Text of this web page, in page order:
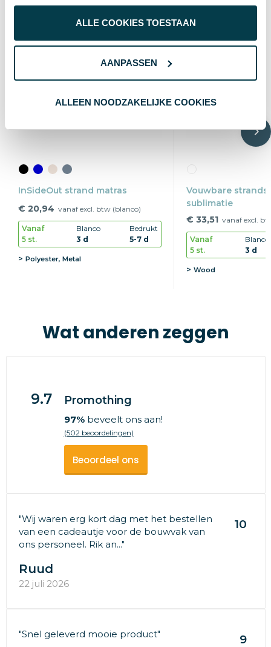
ALLE COOKIES TOESTAAN
AANPASSEN
ALLEEN NOODZAKELIJKE COOKIES
InSideOut strand matras
€ 20,94 vanaf excl. btw (blanco)
Vanaf
5 st.
Blanco
3 d
Bedrukt
5-7 d
Polyester, Metal
Vouwbare
sublimatie
€ 33,51 vanaf excl.
Vanaf
5 st.
Blanco
3 d
Wood
Wat anderen zeggen
9.7 Promothing
97%beveelt ons aan!
(502 beoordelingen)
Beoordeel ons
"Wij waren erg kort dag met het bestellen
van een cadeautje voor de bouwvak van
ons personeel. Rik an..."
10
Ruud
22 juli 2026
"Snel geleverd mooie product" 9